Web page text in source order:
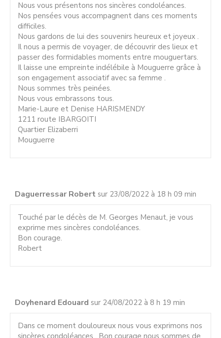
Nous vous présentons nos sincères condoléances.
Nos pensées vous accompagnent dans ces moments
difficiles.
Nous gardons de lui des souvenirs heureux et joyeux .
Il nous a permis de voyager, de découvrir des lieux et
passer des formidables moments entre mouguertars.
Il laisse une empreinte indélébile à Mouguerre grâce à
son engagement associatif avec sa femme .
Nous sommes très peinées.
Nous vous embrassons tous.
Marie-Laure et Denise HARISMENDY
1211 route IBARGOITI
Quartier Elizaberri
Mouguerre
Daguerressar Robert sur 23/08/2022 à 18 h 09 min
Touché par le décès de M. Georges Menaut, je vous
exprime mes sincères condoléances.
Bon courage.
Robert
Doyhenard Edouard sur 24/08/2022 à 8 h 19 min
Dans ce moment douloureux nous vous exprimons nos